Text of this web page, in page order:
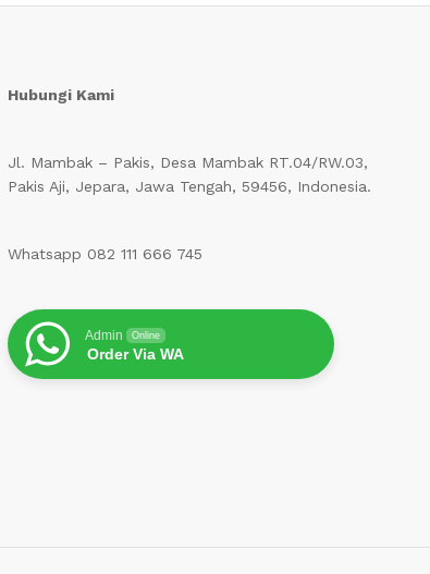
Hubungi Kami
Jl. Mambak – Pakis, Desa Mambak RT.04/RW.03,
Pakis Aji, Jepara, Jawa Tengah, 59456, Indonesia.
Whatsapp 082 111 666 745
Admin Online
Order Via WA